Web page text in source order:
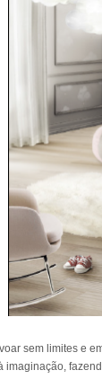
sem limites e
imaginação,